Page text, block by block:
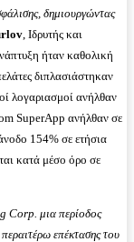
δημιουργώντας
, Ιδρυτής και
ήταν καθολική
διπλασιάστηκαν
λογαριασμοί ανήλθαν
SuperApp ανήλθαν σε
154% σε ετήσια
κατά μέσο όρο σε
Corp. μια περίοδος
περαιτέρω επέκτασης του